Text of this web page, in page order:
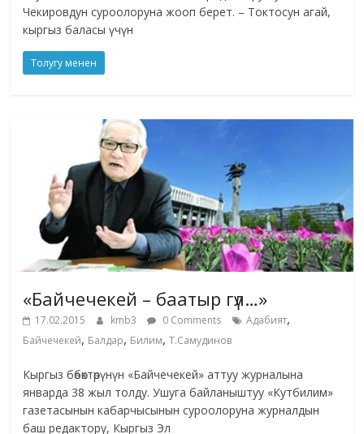
Чекировдун суроолоруна жооп берет. – Токтосун агай,
кыргыз баласы үчүн
Толугу менен
«Байчечекей – баатыр гүл…»
17.02.2015 kmb3 0 Comments Адабият,
Байчечекей, Балдар, Билим,Т.Самудинов
Кыргыз бөбөктөрүнүн «Байчечекей» аттуу журналына
январда 38 жыл толду. Ушуга байланыштуу «Кутбилим»
газетасынын кабарчысынын суроолоруна журналдын
баш редактору, Кыргыз Эл